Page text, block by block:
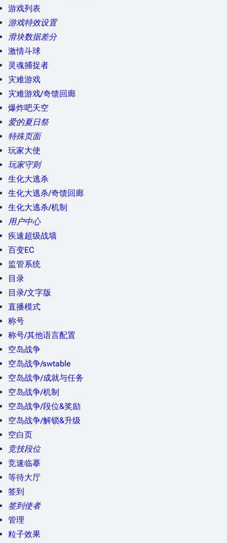
游戏列表
游戏特效设置
滑块数据差分
激情斗球
灵魂捕捉者
灾难游戏
灾难游戏/奇馈回廊
爆炸吧天空
爱的夏日祭
特殊页面
玩家大使
玩家守则
生化大逃杀
生化大逃杀/奇馈回廊
生化大逃杀/机制
用户中心
疾速超级战墙
百变EC
监管系统
目录
目录/文字版
直播模式
称号
称号/其他语言配置
空岛战争
空岛战争/swtable
空岛战争/成就与任务
空岛战争/机制
空岛战争/段位&奖励
空岛战争/解锁&升级
空白页
竞技段位
竞速临摹
等待大厅
签到
签到使者
管理
粒子效果